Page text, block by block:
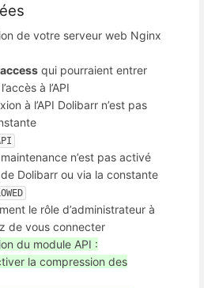
de votre serveur web Nginx
qui pourraient entrer
à l’API
à l’API Dolibarr n’est pas
n’est pas activé
Dolibarr ou via la constante
le rôle d’administrateur à
de vous connecter
du module API :
la compression des